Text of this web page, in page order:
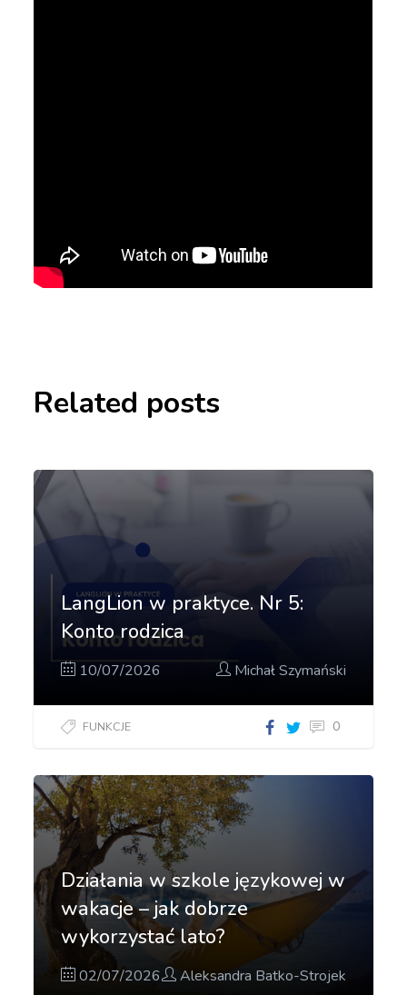
Related posts
LangLion w praktyce. Nr 5:
Konto rodzica
10/07/2026 Michał Szymański
FUNKCJE 0
Działania w szkole językowej w
wakacje – jak dobrze
wykorzystać lato?
02/07/2026 Aleksandra Batko-Strojek